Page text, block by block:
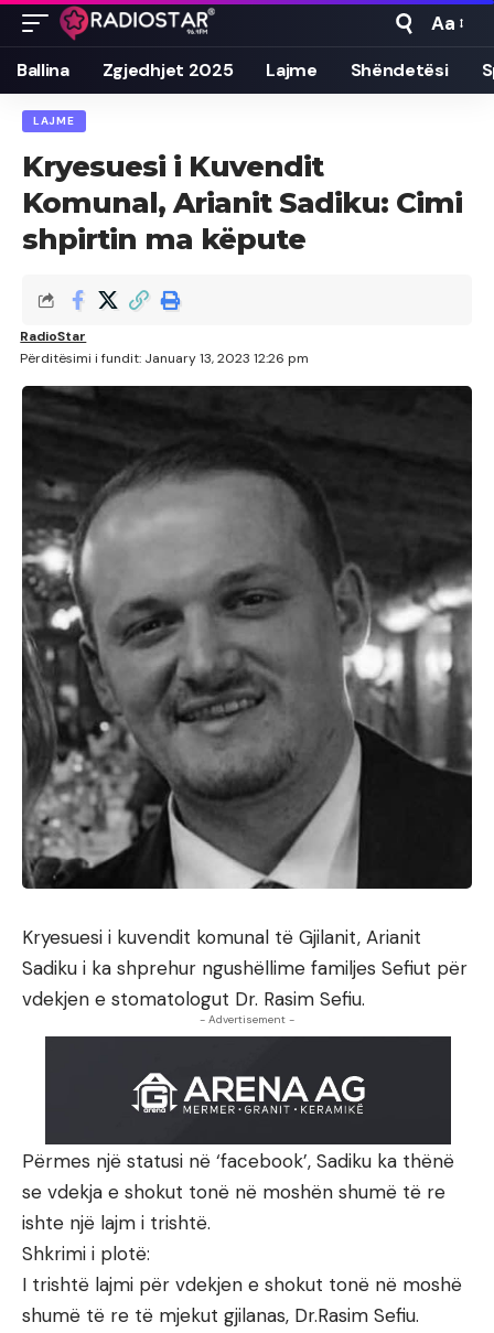
Font
Resizer
Aa
Ballina Zgjedhjet 2025 Lajme Shëndetësi
LAJME
Kryesuesi i Kuvendit
Komunal, Arianit Sadiku: Cimi
shpirtin ma këpute
Përditësimi i fundit: January 13, 2023 12:26 pm
RadioStar
Kryesuesi i kuvendit komunal të Gjilanit, Arianit
Sadiku i ka shprehur ngushëllime familjes Sefiut për
vdekjen e stomatologut Dr. Rasim Sefiu.
- Advertisement -
Përmes një statusi në ‘facebook’, Sadiku ka thënë
se vdekja e shokut tonë në moshën shumë të re
ishte një lajm i trishtë.
Shkrimi i plotë:
I trishtë lajmi për vdekjen e shokut tonë në moshë
shumë të re të mjekut gjilanas, Dr.Rasim Sefiu.